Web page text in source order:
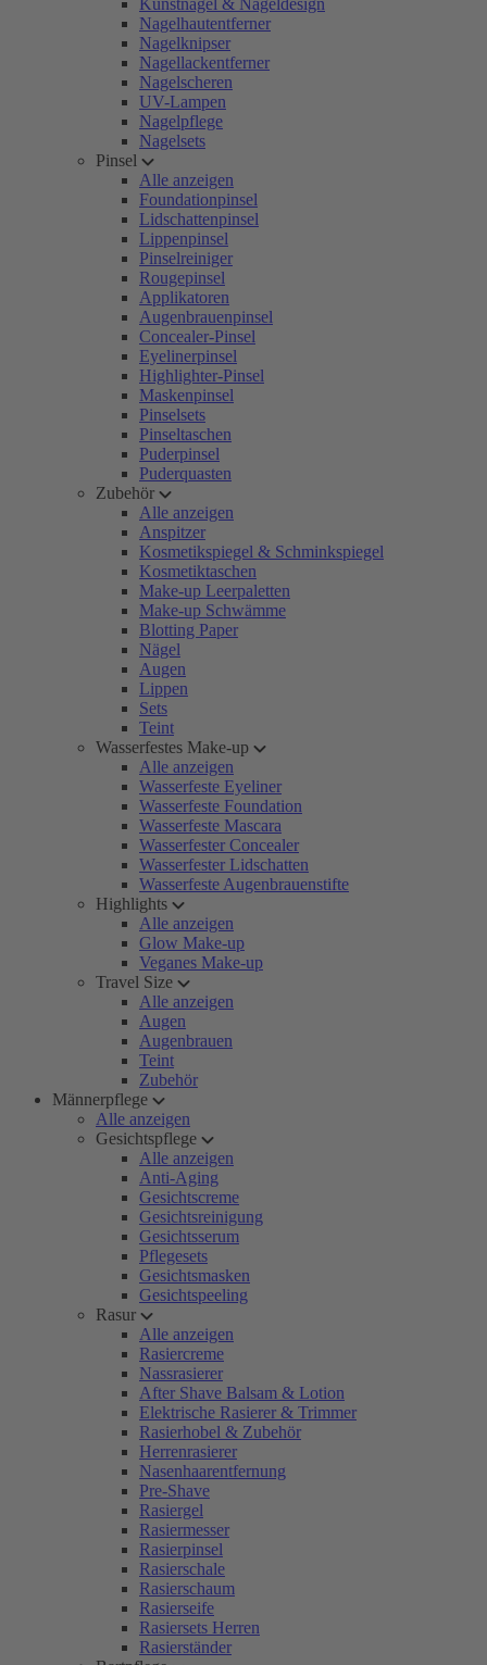
Kunstnägel & Nageldesign
Nagelhautentferner
Nagelknipser
Nagellackentferner
Nagelscheren
UV-Lampen
Nagelpflege
Nagelsets
Pinsel
Alle anzeigen
Foundationpinsel
Lidschattenpinsel
Lippenpinsel
Pinselreiniger
Rougepinsel
Applikatoren
Augenbrauenpinsel
Concealer-Pinsel
Eyelinerpinsel
Highlighter-Pinsel
Maskenpinsel
Pinselsets
Pinseltaschen
Puderpinsel
Puderquasten
Zubehör
Alle anzeigen
Anspitzer
Kosmetikspiegel & Schminkspiegel
Kosmetiktaschen
Make-up Leerpaletten
Make-up Schwämme
Blotting Paper
Nägel
Augen
Lippen
Sets
Teint
Wasserfestes Make-up
Alle anzeigen
Wasserfeste Eyeliner
Wasserfeste Foundation
Wasserfeste Mascara
Wasserfester Concealer
Wasserfester Lidschatten
Wasserfeste Augenbrauenstifte
Highlights
Alle anzeigen
Glow Make-up
Veganes Make-up
Travel Size
Alle anzeigen
Augen
Augenbrauen
Teint
Zubehör
Männerpflege
Alle anzeigen
Gesichtspflege
Alle anzeigen
Anti-Aging
Gesichtscreme
Gesichtsreinigung
Gesichtsserum
Pflegesets
Gesichtsmasken
Gesichtspeeling
Rasur
Alle anzeigen
Rasiercreme
Nassrasierer
After Shave Balsam & Lotion
Elektrische Rasierer & Trimmer
Rasierhobel & Zubehör
Herrenrasierer
Nasenhaarentfernung
Pre-Shave
Rasiergel
Rasiermesser
Rasierpinsel
Rasierschale
Rasierschaum
Rasierseife
Rasiersets Herren
Rasierständer